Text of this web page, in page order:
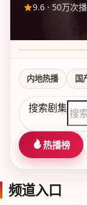
9.6 ·50万次
9.1·50万次播放
内地热播 国
搜索剧集
热播榜
频道入口